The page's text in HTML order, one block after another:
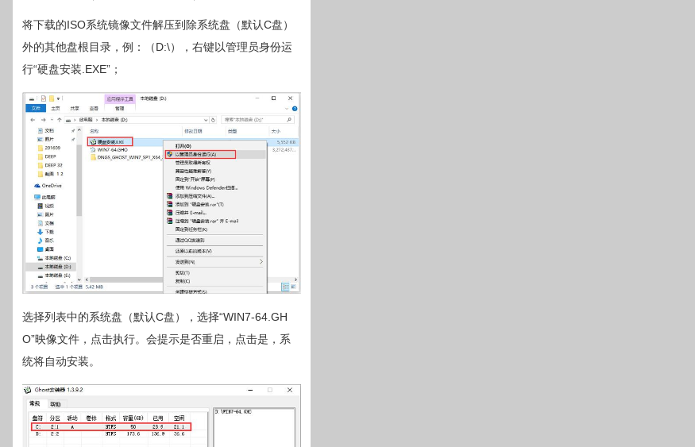
将下载的ISO系统镜像文件解压到除系统盘（默认C盘）
外的其他盘根目录，例：（D:\），右键以管理员身份运
行“硬盘安装.EXE”；
选择列表中的系统盘（默认C盘），选择“WIN7-64.GH
O”映像文件，点击执行。会提示是否重启，点击是，系
统将自动安装。